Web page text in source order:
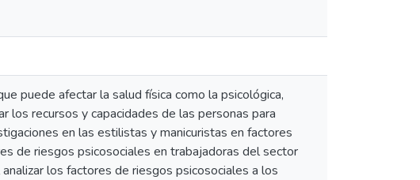
puede afectar la salud física como la psicológica,
recursos y capacidades de las personas para
en las estilistas y manicuristas en factores
de riesgos psicosociales en trabajadoras del sector
los factores de riesgos psicosociales a los